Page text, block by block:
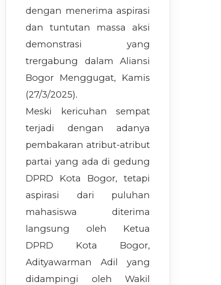
dengan menerima aspirasi
dan tuntutan massa aksi
demonstrasi yang
trergabung dalam Aliansi
Bogor Menggugat, Kamis
(27/3/2025).
Meski kericuhan sempat
terjadi dengan adanya
pembakaran atribut-atribut
partai yang ada di gedung
DPRD Kota Bogor, tetapi
aspirasi dari puluhan
mahasiswa diterima
langsung oleh Ketua
DPRD Kota Bogor,
Adityawarman Adil yang
didampingi oleh Wakil